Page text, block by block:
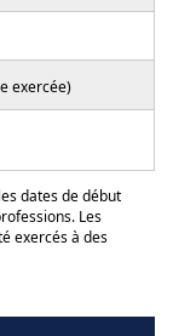
exercée)
dates de début
Les
exercés à des